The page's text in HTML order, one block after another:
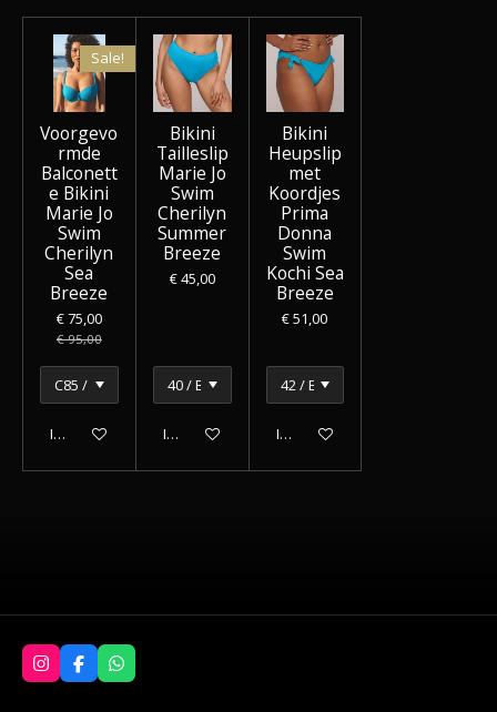
Sale!
Voorgevo
rmde
Balconett
e Bikini
Marie Jo
Swim
Cherilyn
Sea
Breeze
€ 75,00
€ 95,00
In winkelwagen
Bikini
Tailleslip
Marie Jo
Swim
Cherilyn
Summer
Breeze
€ 45,00
In winkelwagen
Bikini
Heupslip
met
Koordjes
Prima
Donna
Swim
Kochi Sea
Breeze
€ 51,00
In winkelwagen
I
n
F
a
W
h